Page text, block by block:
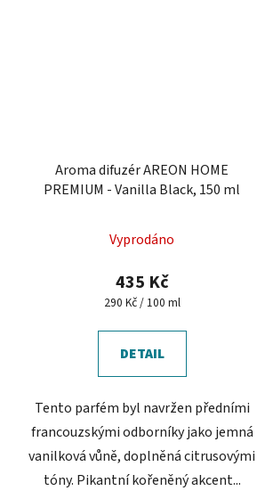
Aroma difuzér AREON HOME
PREMIUM - Vanilla Black, 150 ml
hodnocení
produktu
je
z
Vyprodáno
435 Kč
Měrná
290 Kč / 100 ml
DETAIL
Tento parfém byl navržen předními
francouzskými odborníky jako jemná
vanilková vůně, doplněná citrusovými
tóny. Pikantní kořeněný akcent...